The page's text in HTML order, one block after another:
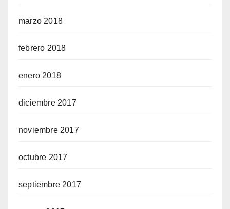
marzo 2018
febrero 2018
enero 2018
diciembre 2017
noviembre 2017
octubre 2017
septiembre 2017